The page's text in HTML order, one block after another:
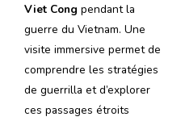
Viet Cong pendant la
guerre du Vietnam. Une
visite immersive permet de
comprendre les stratégies
de guerrilla et d’explorer
ces passages étroits